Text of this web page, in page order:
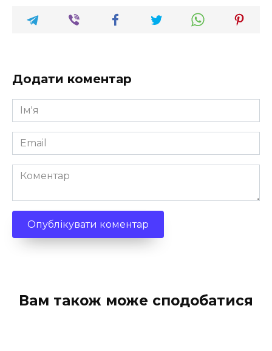
Додати коментар
Ім'я
*
Email
*
Коментар
Вам також може сподобатися